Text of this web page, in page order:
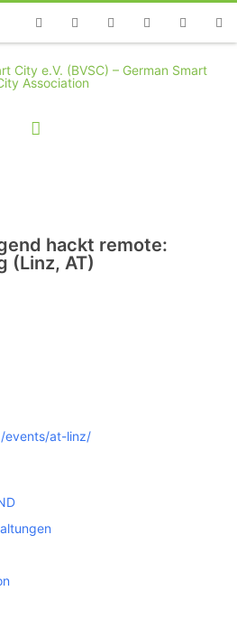
FacebookTwitterYoutubeInstagramLinkedin
hackt remote:
(Linz, AT)
events/at-linz/